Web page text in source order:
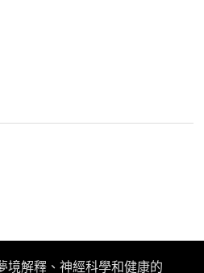
境解釋、神經科學和健康的